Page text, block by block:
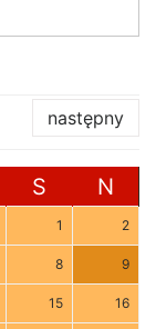
następny
S N
1 2
8 9
15 16